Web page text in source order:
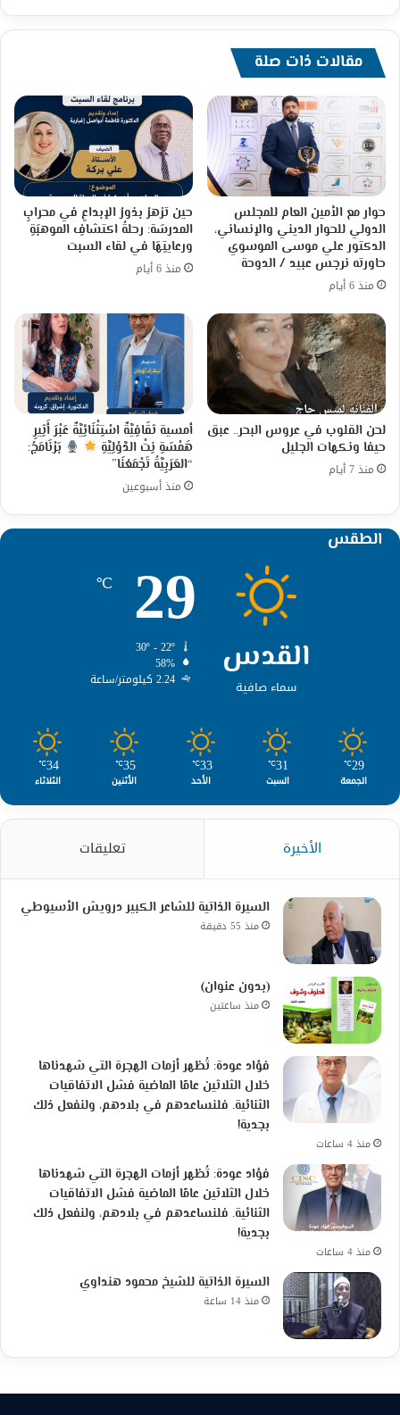
مقالات ذات صلة
حوار مع الأمين العام للمجلس
الدولي للحوار الديني والإنساني،
الدكتور علي موسى الموسوي
حاورته نرجس عبيد / الدوحة
منذ 6 أيام
حين تزهرُ بذورُ الإبداعِ في محرابِ
المدرسَة: رحلةُ اكتشافِ الموهبَةِ
ورعايتِهَا في لقاء السبت
منذ 6 أيام
لحن القلوب في عروس البحر.. عبق
حيفا ونكهات الجليل
منذ 7 أيام
أمسية ثقَافِيَّةٌ اسْتِثْنَائِيَّةٌ عَبْرَ أَثِيرِ
هَمْسَةِ نِتْ الدَّوْلِيَّةِ
بَرْنَامَجُ:
“العَرَبِيَّةُ تَجْمَعُنَا”
منذ أسبوعين
الطقس
القدس
سماء صافية
29
℃
58%
2.24 كيلومتر/ساعة
29
℃
الجمعة
31
℃
السبت
33
℃
الأحد
35
℃
الأثنين
34
℃
الثلاثاء
الأخيرة تعليقات
السيرة الذاتية للشاعر الكبير درويش الأسيوطي
منذ 55 دقيقة
(بدون عنوان)
منذ ساعتين
فؤاد عودة: تُظهر أزمات الهجرة التي شهدناها
خلال الثلاثين عامًا الماضية فشل الاتفاقيات
الثنائية. فلنساعدهم في بلادهم، ولنفعل ذلك
بجدية!
منذ 4 ساعات
فؤاد عودة: تُظهر أزمات الهجرة التي شهدناها
خلال الثلاثين عامًا الماضية فشل الاتفاقيات
الثنائية. فلنساعدهم في بلادهم، ولنفعل ذلك
بجدية!
منذ 4 ساعات
السيرة الذاتية للشيخ محمود هنداوي
منذ 14 ساعة